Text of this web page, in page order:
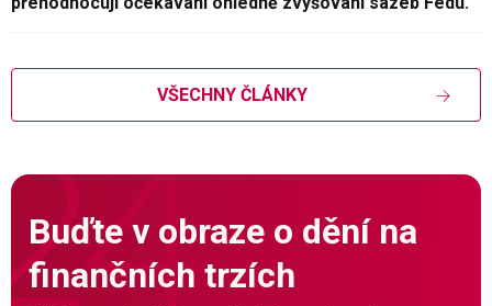
VŠECHNY ČLÁNKY
Buďte v obraze o dění na
finančních trzích